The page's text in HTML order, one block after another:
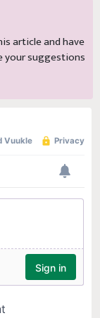
article and have
your suggestions